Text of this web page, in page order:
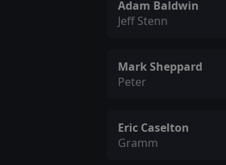
Adam Baldwin
Jeff Stenn
Mark Sheppard
Peter
Eric Caselton
Gramm